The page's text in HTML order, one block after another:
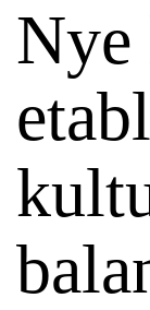
Nye